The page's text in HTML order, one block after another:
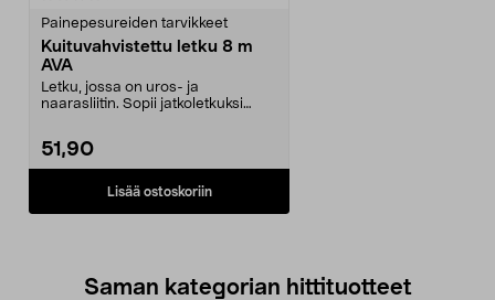
Painepesureiden tarvikkeet
Kuituvahvistettu letku 8 m
AVA
Letku, jossa on uros- ja
naarasliitin. Sopii jatkoletkuksi
51,90
Lisää ostoskoriin
Saman kategorian hittituotteet